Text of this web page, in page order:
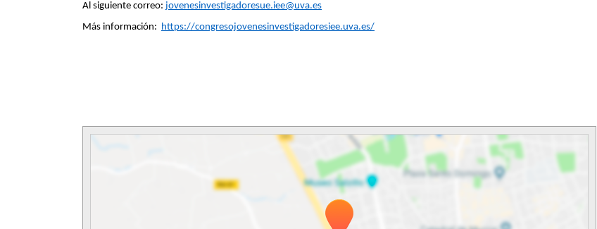
Al siguiente correo: jovenesinvestigadoresue.iee@uva.es
Más información: https://congresojovenesinvestigadoresiee.uva.es/